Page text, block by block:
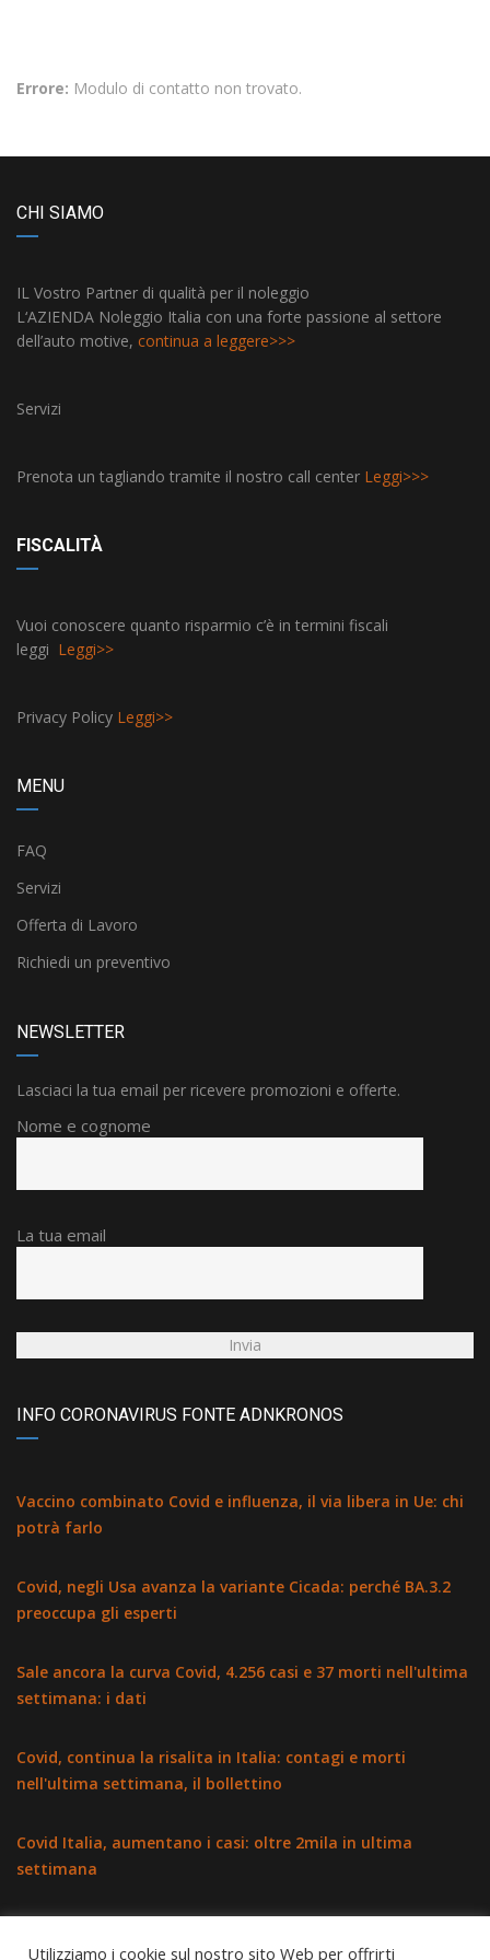
Errore: Modulo di contatto non trovato.
CHI SIAMO
IL Vostro Partner di qualità per il noleggio
L‘AZIENDA Noleggio Italia con una forte passione al settore
dell’auto motive, continua a leggere>>>
Servizi
Prenota un tagliando tramite il nostro call center Leggi>>>
FISCALITÀ
Vuoi conoscere quanto risparmio c’è in termini fiscali
leggi Leggi>>
Privacy Policy Leggi>>
MENU
FAQ
Servizi
Offerta di Lavoro
Richiedi un preventivo
NEWSLETTER
Lasciaci la tua email per ricevere promozioni e offerte.
Nome e cognome
La tua email
INFO CORONAVIRUS FONTE ADNKRONOS
Vaccino combinato Covid e influenza, il via libera in Ue: chi
potrà farlo
Covid, negli Usa avanza la variante Cicada: perché BA.3.2
preoccupa gli esperti
Sale ancora la curva Covid, 4.256 casi e 37 morti nell'ultima
settimana: i dati
Covid, continua la risalita in Italia: contagi e morti
nell'ultima settimana, il bollettino
Covid Italia, aumentano i casi: oltre 2mila in ultima
settimana
Utilizziamo i cookie sul nostro sito Web per offrirti